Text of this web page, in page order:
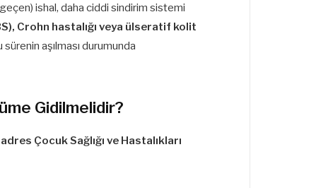
ishal, daha ciddi sindirim sistemi
Crohn hastalığı veya ülseratif kolit
aşılması durumunda
Gidilmelidir?
Çocuk Sağlığı ve Hastalıkları